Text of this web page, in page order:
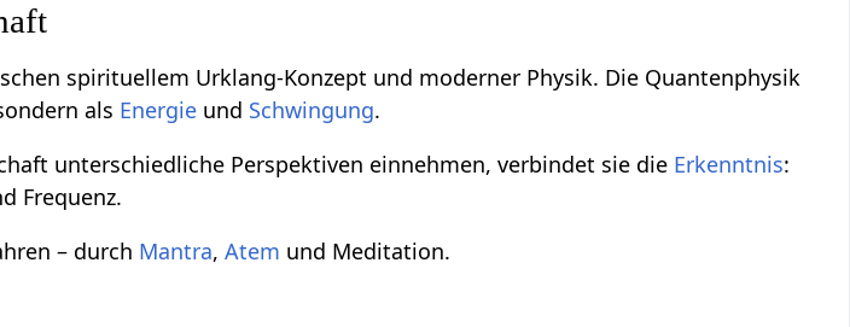
spirituellem Urklang-Konzept und moderner Physik. Die Quantenphysik
als Energie und Schwingung.
unterschiedliche Perspektiven einnehmen, verbindet sie die Erkenntnis:
Frequenz.
– durch Mantra,Atem und Meditation.